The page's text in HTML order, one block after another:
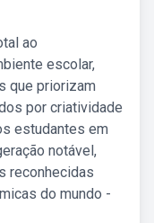
ao
escolar,
que priorizam
por criatividade
estudantes em
notável,
reconhecidas
do mundo -